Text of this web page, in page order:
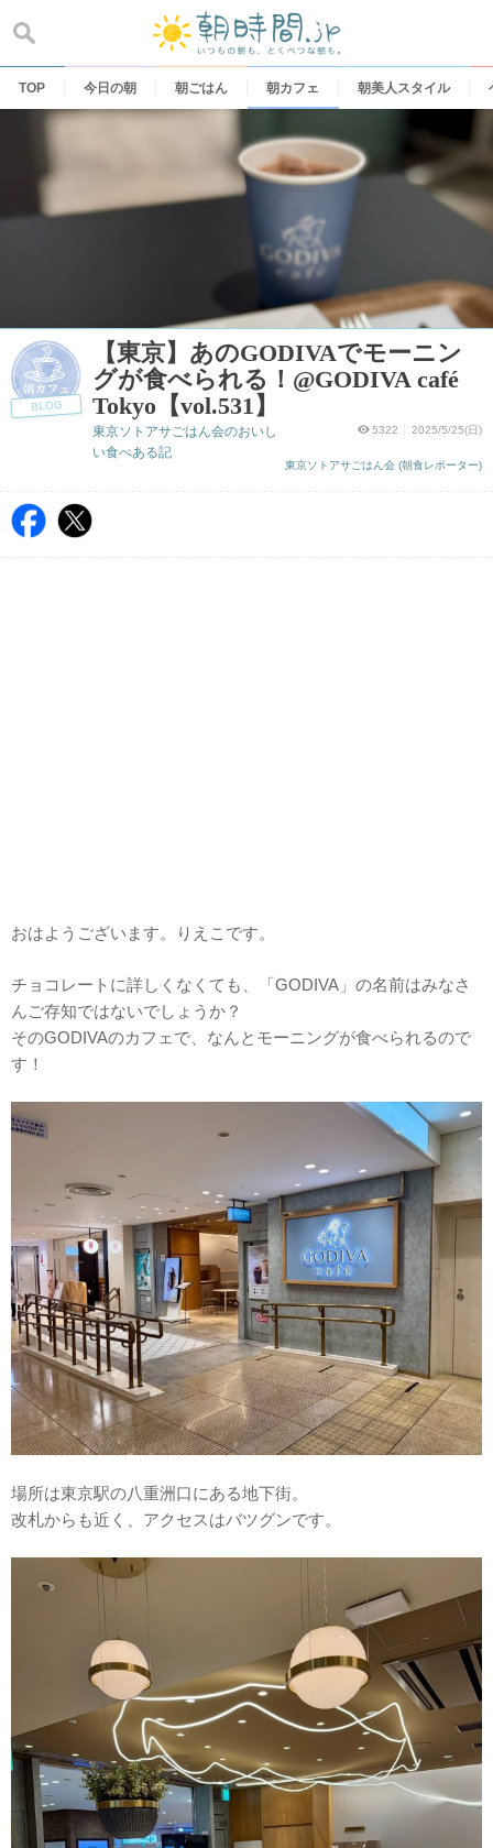
content
TOP 今日の朝 朝ごはん 朝カフェ 朝美人スタイル
BLOG
【東京】あのGODIVAでモーニン
グが食べられる！@GODIVA café
Tokyo【vol.531】
5322 2025/5/25(日)
東京ソトアサごはん会 (朝食レポーター)
東京ソトアサごはん会のおいし
い食べある記
おはようございます。りえこです。
チョコレートに詳しくなくても、「GODIVA」の名前はみなさ
んご存知ではないでしょうか？
そのGODIVAのカフェで、なんとモーニングが食べられるので
す！
場所は東京駅の八重洲口にある地下街。
改札からも近く、アクセスはバツグンです。